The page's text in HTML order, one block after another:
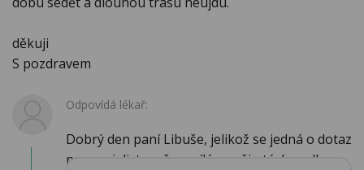
děkuji
S pozdravem
Odpovídá lékař:
Dobrý den paní Libuše, jelikož se jedná o dotaz
na specialistu, přeposílám vaši otázku odb...